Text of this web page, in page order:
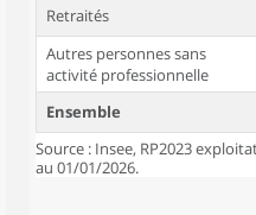
Retraités
Autres personnes sans
activité professionnelle
Ensemble
Source : Insee, RP2023
au 01/01/2026.